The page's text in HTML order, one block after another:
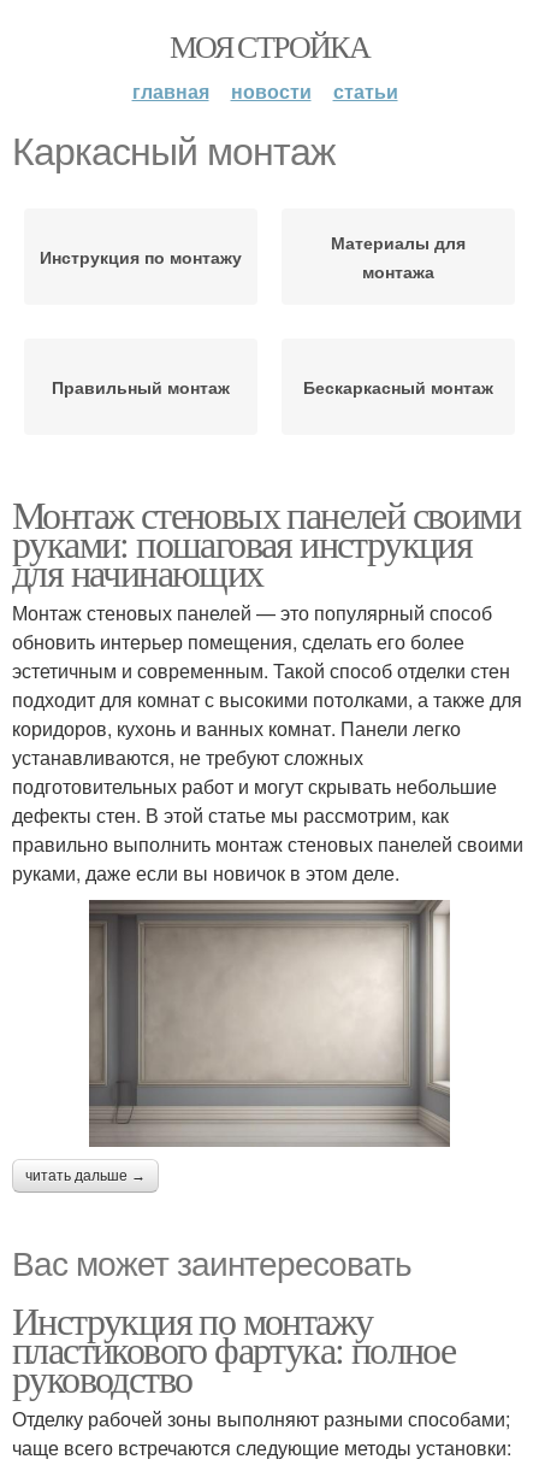
МОЯ СТРОЙКА
главная новости статьи
Каркасный монтаж
Инструкция по монтажу
Материалы для
монтажа
Правильный монтаж Бескаркасный монтаж
Монтаж стеновых панелей своими
руками: пошаговая инструкция
для начинающих
Монтаж стеновых панелей — это популярный способ
обновить интерьер помещения, сделать его более
эстетичным и современным. Такой способ отделки стен
подходит для комнат с высокими потолками, а также для
коридоров, кухонь и ванных комнат. Панели легко
устанавливаются, не требуют сложных
подготовительных работ и могут скрывать небольшие
дефекты стен. В этой статье мы рассмотрим, как
правильно выполнить монтаж стеновых панелей своими
руками, даже если вы новичок в этом деле.
читать дальше →
Вас может заинтересовать
Инструкция по монтажу
пластикового фартука: полное
руководство
Отделку рабочей зоны выполняют разными способами;
чаще всего встречаются следующие методы установки: